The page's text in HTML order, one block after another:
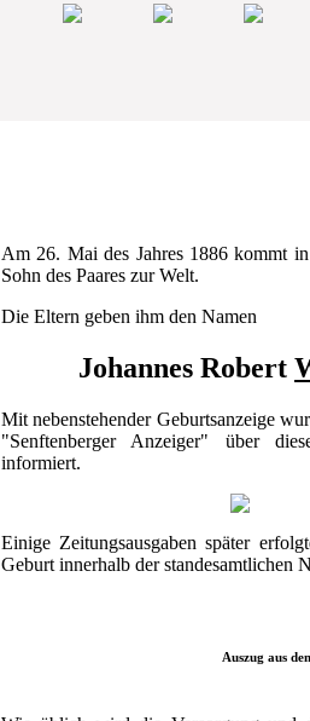
Am 26. Mai des Jahres 1886 kommt
Sohn des Paares zur Welt.
Die Eltern geben ihm den Namen
Johannes Robert
Mit nebenstehender Geburtsanzeige
"Senftenberger Anzeiger" über
informiert.
Einige Zeitungsausgaben später
Geburt innerhalb der standesamtlichen
Auszug aus